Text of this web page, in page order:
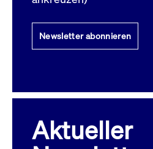
Newsletter abonnieren
Aktueller